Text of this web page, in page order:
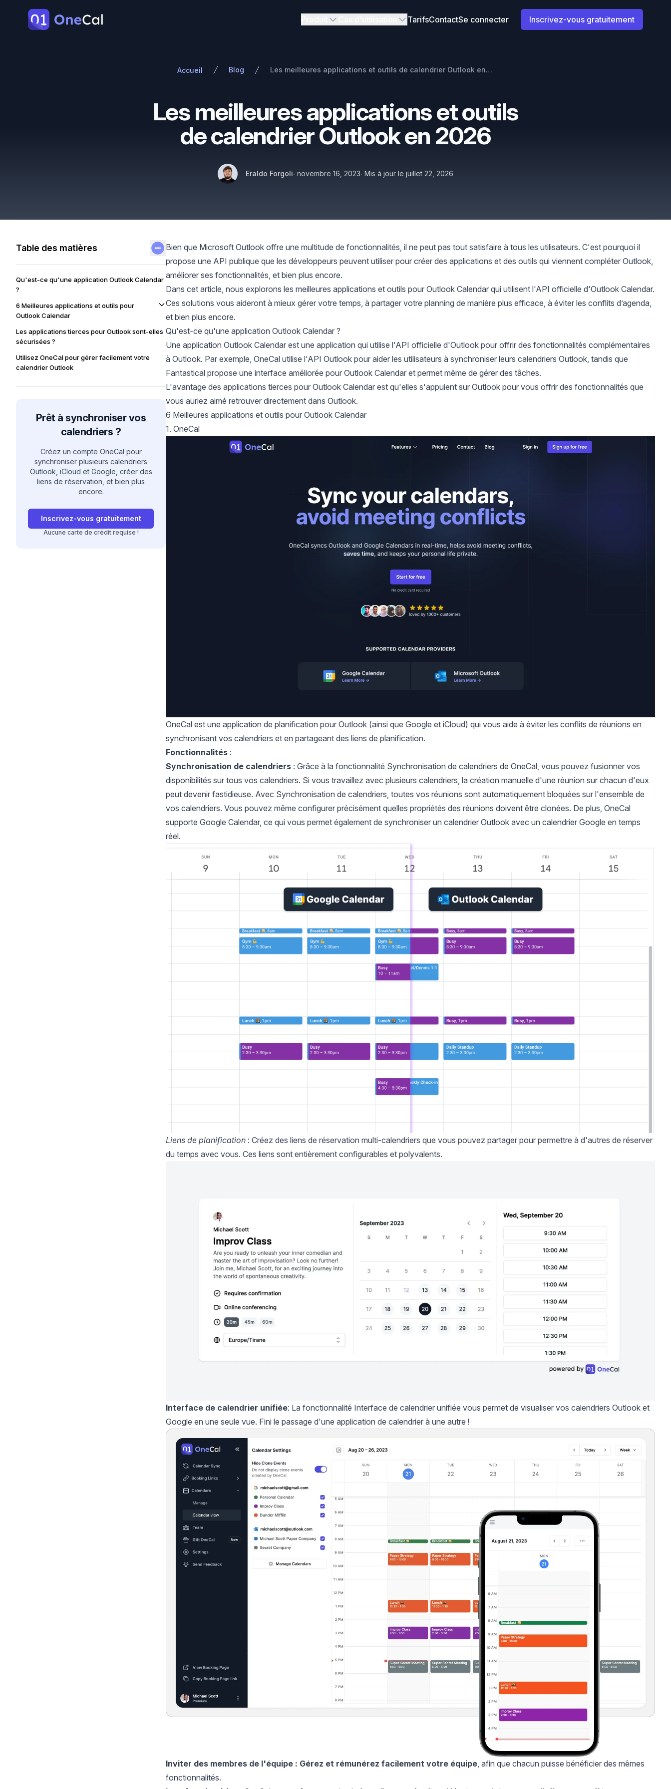
OneCal
TarifsContactSe connecter Inscrivez-vous gratuitement
Accueil Blog Les meilleures applications et outils de calendrier Outlook en 2026
Les meilleures applications et outils
de calendrier Outlook en 2026
Auteurs
Nom
Twitter
Eraldo ForgoliPublié le
∙ novembre 16, 2023∙ Mis à jour le juillet 22, 2026
Table des matières
Qu'est-ce qu'une application Outlook Calendar
?
6 Meilleures applications et outils pour
Outlook Calendar
Les applications tierces pour Outlook sont-elles
sécurisées ?
Utilisez OneCal pour gérer facilement votre
calendrier Outlook
Prêt à synchroniser vos
calendriers ?
Créez un compte OneCal pour
synchroniser plusieurs calendriers
Outlook, iCloud et Google, créer des
liens de réservation, et bien plus
encore.
Inscrivez-vous gratuitement
Aucune carte de crédit requise !
Bien que Microsoft Outlook offre une multitude de fonctionnalités, il ne peut pas tout satisfaire à tous les utilisateurs. C'est pourquoi il
propose une API publique que les développeurs peuvent utiliser pour créer des applications et des outils qui viennent compléter Outlook,
améliorer ses fonctionnalités, et bien plus encore.
Dans cet article, nous explorons les meilleures applications et outils pour Outlook Calendar qui utilisent l'API officielle d'Outlook Calendar.
Ces solutions vous aideront à mieux gérer votre temps, à partager votre planning de manière plus efficace, à éviter les conflits d’agenda,
et bien plus encore.
Qu'est-ce qu'une application Outlook Calendar ?
Une application Outlook Calendar est une application qui utilise l'API officielle d'Outlook pour offrir des fonctionnalités complémentaires
à Outlook. Par exemple, OneCal utilise l'API Outlook pour aider les utilisateurs à synchroniser leurs calendriers Outlook, tandis que
Fantastical propose une interface améliorée pour Outlook Calendar et permet même de gérer des tâches.
L'avantage des applications tierces pour Outlook Calendar est qu'elles s'appuient sur Outlook pour vous offrir des fonctionnalités que
vous auriez aimé retrouver directement dans Outlook.
6 Meilleures applications et outils pour Outlook Calendar
1. OneCal
OneCal est une application de planification pour Outlook (ainsi que Google et iCloud) qui vous aide à éviter les conflits de réunions en
synchronisant vos calendriers et en partageant des liens de planification.
Fonctionnalités :
Synchronisation de calendriers : Grâce à la fonctionnalité Synchronisation de calendriers de OneCal, vous pouvez fusionner vos
disponibilités sur tous vos calendriers. Si vous travaillez avec plusieurs calendriers, la création manuelle d'une réunion sur chacun d'eux
peut devenir fastidieuse. Avec Synchronisation de calendriers, toutes vos réunions sont automatiquement bloquées sur l'ensemble de
vos calendriers. Vous pouvez même configurer précisément quelles propriétés des réunions doivent être clonées. De plus, OneCal
supporte Google Calendar, ce qui vous permet également de synchroniser un calendrier Outlook avec un calendrier Google en temps
réel.
Liens de planification : Créez des liens de réservation multi-calendriers que vous pouvez partager pour permettre à d'autres de réserver
du temps avec vous. Ces liens sont entièrement configurables et polyvalents.
Interface de calendrier unifiée: La fonctionnalité Interface de calendrier unifiée vous permet de visualiser vos calendriers Outlook et
Google en une seule vue. Fini le passage d'une application de calendrier à une autre !
Inviter des membres de l'équipe : Gérez et rémunérez facilement votre équipe, afin que chacun puisse bénéficier des mêmes
fonctionnalités.